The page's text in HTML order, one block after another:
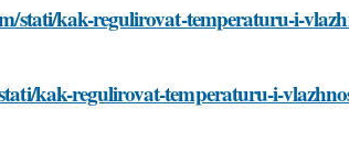
stati/kak-regulirovat-temperaturu-i-
kak-regulirovat-temperaturu-i-